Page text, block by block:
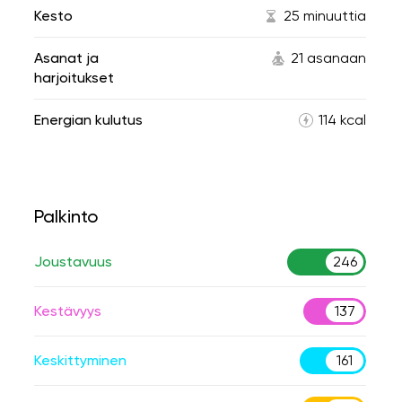
Kesto 25 minuuttia
Asanat ja
harjoitukset
21 asanaan
Energian kulutus 114 kcal
Palkinto
Joustavuus 246
Kestävyys 137
Keskittyminen 161